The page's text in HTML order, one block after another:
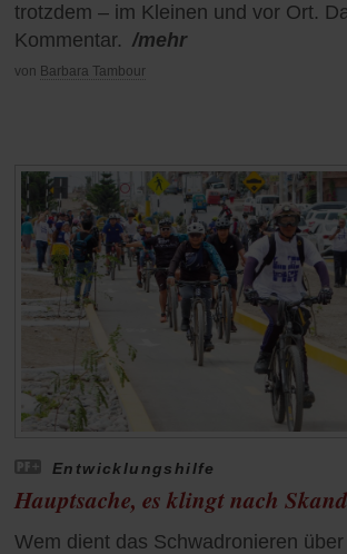
trotzdem – im Kleinen und vor Ort.
Kommentar. /mehr
von Barbara Tambour
Entwicklungshilfe
Hauptsache, es klingt nach
Wem dient das Schwadronieren